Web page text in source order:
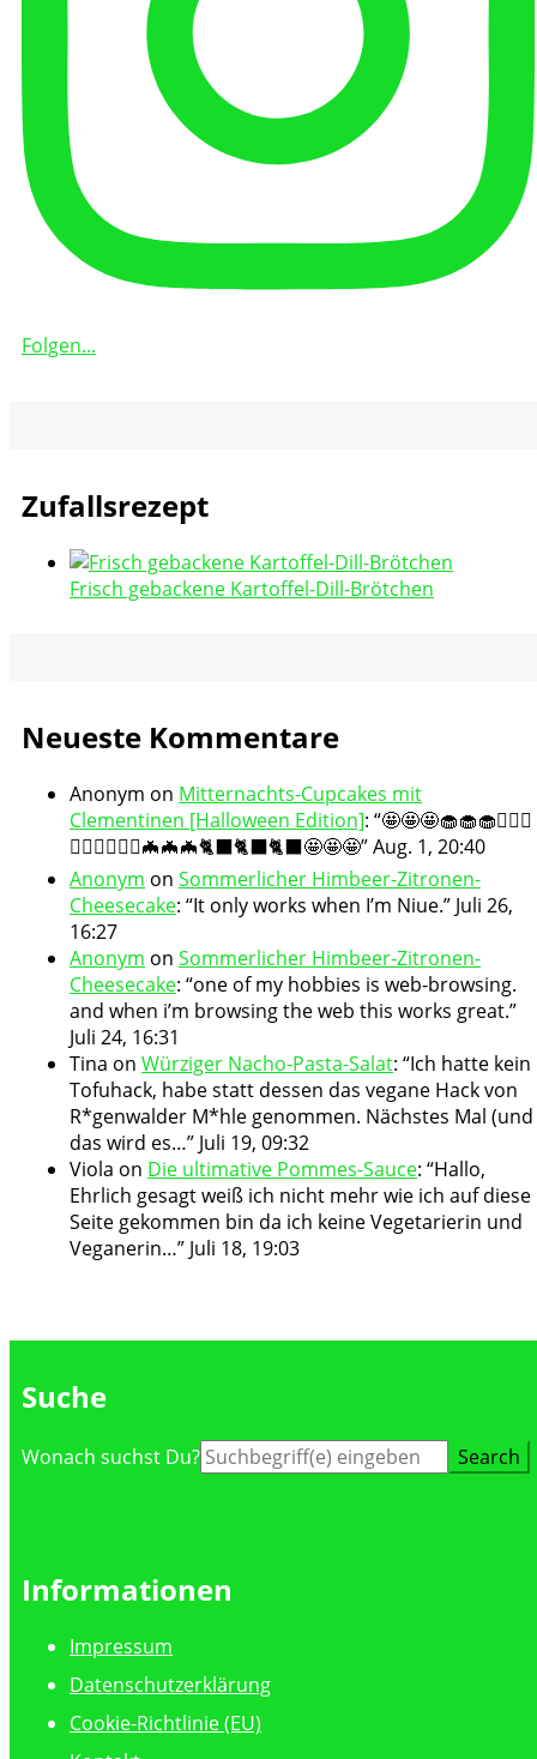
Folgen...
Zufallsrezept
Frisch gebackene Kartoffel-Dill-Brötchen
Neueste Kommentare
Anonym on Mitternachts-Cupcakes mit
Clementinen [Halloween Edition]: “🤩🤩🤩🧁🧁🧁🧛🏻‍♀️
🧛🏻‍♀️🧛🏻‍♀️🦇🦇🦇🐈‍⬛🐈‍⬛🐈‍⬛🤩🤩🤩”Aug. 1, 20:40
Anonym on Sommerlicher Himbeer-Zitronen-
Cheesecake: “It only works when I’m Niue.” Juli 26,
16:27
Anonym on Sommerlicher Himbeer-Zitronen-
Cheesecake: “one of my hobbies is web-browsing.
and when i’m browsing the web this works great.”
Juli 24, 16:31
Tina on Würziger Nacho-Pasta-Salat: “Ich hatte kein
Tofuhack, habe statt dessen das vegane Hack von
R*genwalder M*hle genommen. Nächstes Mal (und
das wird es…” Juli 19, 09:32
Viola on Die ultimative Pommes-Sauce: “Hallo,
Ehrlich gesagt weiß ich nicht mehr wie ich auf diese
Seite gekommen bin da ich keine Vegetarierin und
Veganerin…” Juli 18, 19:03
Suche
Suche
Wonach suchst Du?
Informationen
Impressum
Datenschutzerklärung
Cookie-Richtlinie (EU)